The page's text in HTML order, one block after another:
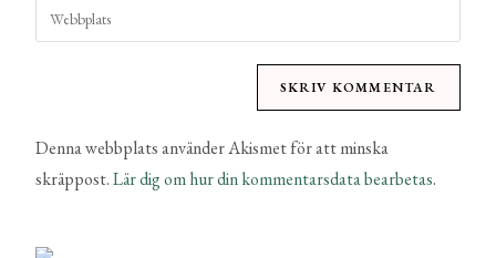
Denna webbplats använder Akismet för att minska
skräppost.Lär dig om hur din kommentarsdata bearbetas.